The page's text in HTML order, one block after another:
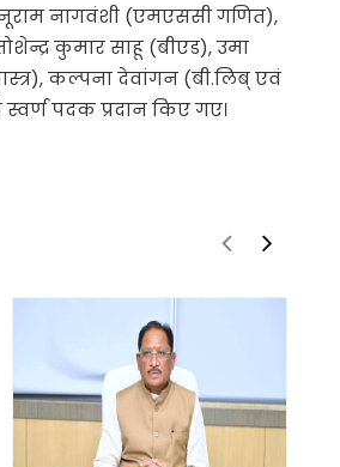
नागवंशी (एमएससी गणित),
कुमार साहू (बीएड), उमा
कल्पना देवांगन (बी.लिब् एवं
पदक प्रदान किए गए।